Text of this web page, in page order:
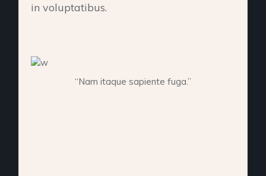
in voluptatibus.
“Nam itaque sapiente fuga.”